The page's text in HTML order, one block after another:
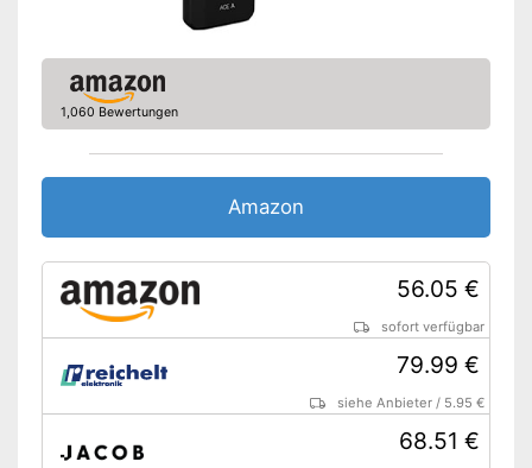
1,060 Bewertungen
Amazon
56.05 €
sofort verfügbar
79.99 €
siehe Anbieter / 5.95 €
68.51 €